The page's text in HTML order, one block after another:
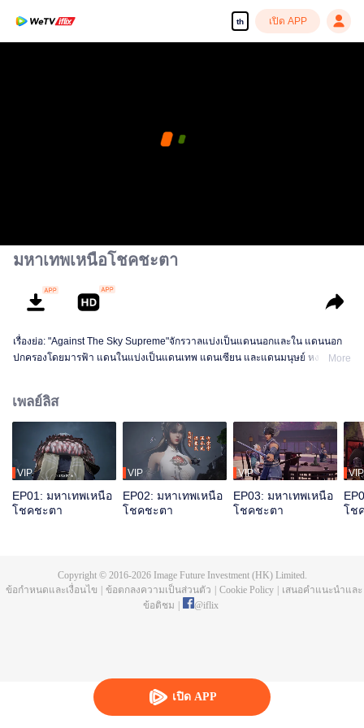
th เปิด APP
เปิด APP
มหาเทพเหนือโชคชะตา
เรื่องย่อ: "Against The Sky Supreme"จักรวาลแบ่งเป็นแดนนอกและใน แดนนอก
ปกครองโดยมารฟ้า แดนในแบ่งเป็นแดนเทพ แดนเซียน และแดนมนุษย์ หงเห
สุดท้ายรวมแผ่นดินเทียนฝาเป็นหนึ่ง
More
เพลย์ลิส
VIP
EP01: มหาเทพเหนือ
โชคชะตา
VIP
EP02: มหาเทพเหนือ
โชคชะตา
VIP
EP03: มหาเทพเหนือ
โชคชะตา
VIP
โช
Copyright © 2016-2026Image Future Investment (HK) Limited.
ข้อกำหนดและเงื่อนไข
ข้อตกลงความเป็นส่วนตัว Cookie Policy
เสนอคำแนะนำและ
ข้อติชม
@iflix